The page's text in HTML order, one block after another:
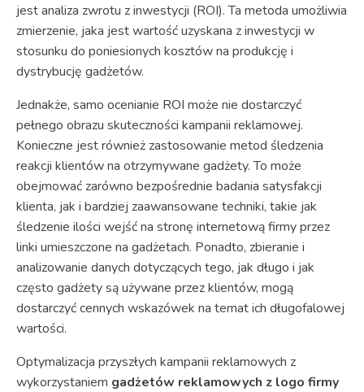
jest analiza zwrotu z inwestycji (ROI). Ta metoda umożliwia
zmierzenie, jaka jest wartość uzyskana z inwestycji w
stosunku do poniesionych kosztów na produkcję i
dystrybucję gadżetów.
Jednakże, samo ocenianie ROI może nie dostarczyć
pełnego obrazu skuteczności kampanii reklamowej.
Konieczne jest również zastosowanie metod śledzenia
reakcji klientów na otrzymywane gadżety. To może
obejmować zarówno bezpośrednie badania satysfakcji
klienta, jak i bardziej zaawansowane techniki, takie jak
śledzenie ilości wejść na stronę internetową firmy przez
linki umieszczone na gadżetach. Ponadto, zbieranie i
analizowanie danych dotyczących tego, jak długo i jak
często gadżety są używane przez klientów, mogą
dostarczyć cennych wskazówek na temat ich długofalowej
wartości.
Optymalizacja przyszłych kampanii reklamowych z
wykorzystaniem gadżetów reklamowych z logo firmy